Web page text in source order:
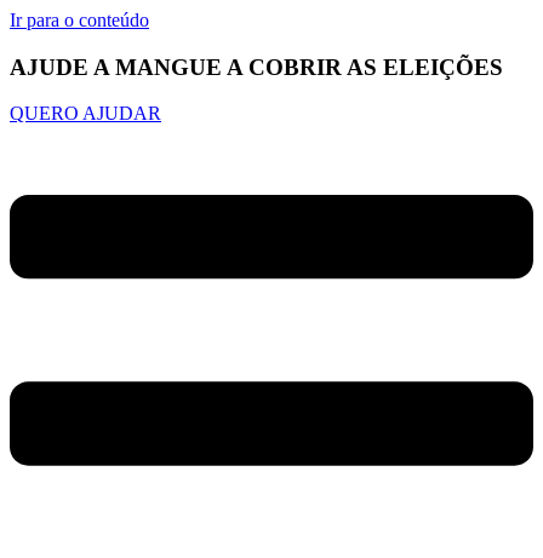
Ir para o conteúdo
AJUDE A MANGUE A COBRIR AS ELEIÇÕES
QUERO AJUDAR